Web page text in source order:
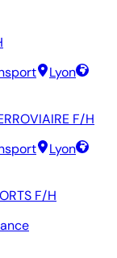
Lyon
F/H
Lyon
F/H